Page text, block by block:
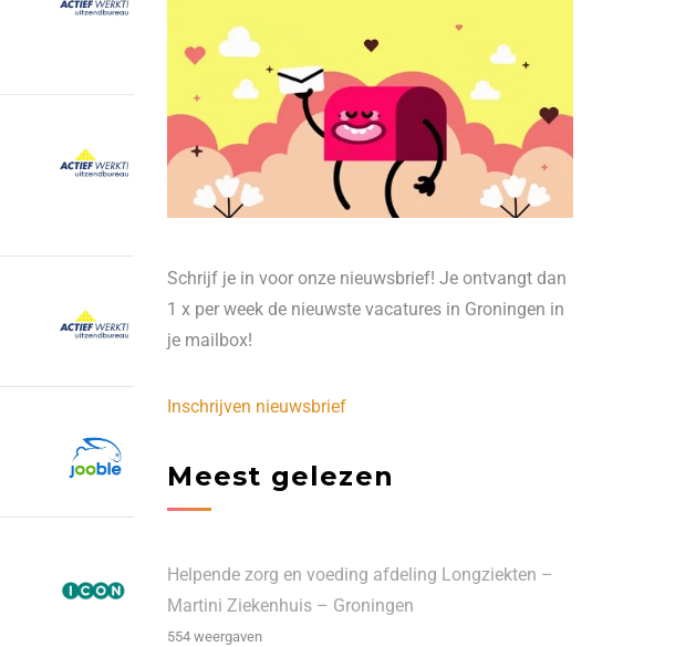
Schrijf je in voor onze nieuwsbrief! Je ontvangt dan
1 x per week de nieuwste vacatures in Groningen in
je mailbox!
Inschrijven nieuwsbrief
Meest gelezen
Helpende zorg en voeding afdeling Longziekten –
Martini Ziekenhuis – Groningen
554 weergaven